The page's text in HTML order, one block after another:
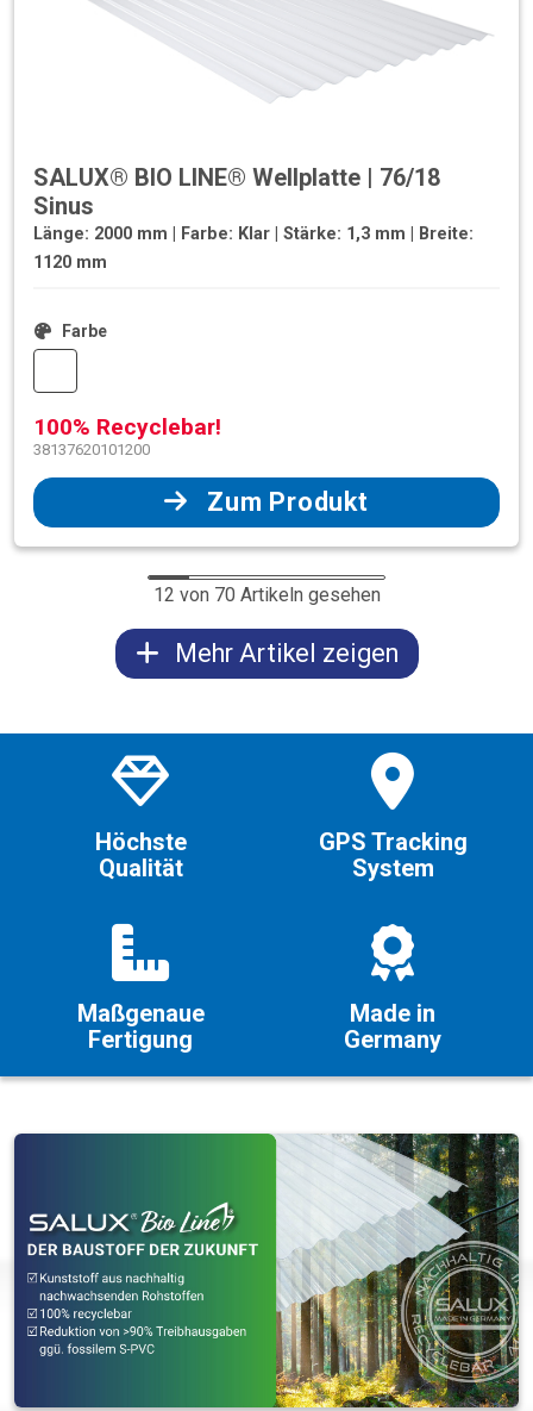
SALUX® BIO LINE® Wellplatte | 76/18
Sinus
Länge: 2000 mm | Farbe: Klar | Stärke: 1,3 mm | Breite:
1120 mm
Farbe
100% Recyclebar!
38137620101200
Zum Produkt
12 von 70 Artikeln gesehen
Mehr Artikel zeigen
Höchste
Qualität
GPS Tracking
System
Maßgenaue
Fertigung
Made in
Germany